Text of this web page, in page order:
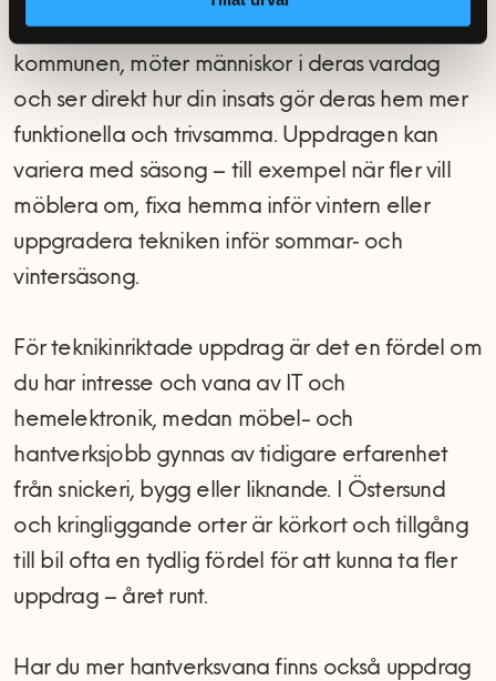
förankring. Du lär känna olika delar av
kommunen, möter människor i deras vardag
och ser direkt hur din insats gör deras hem mer
funktionella och trivsamma. Uppdragen kan
variera med säsong – till exempel när fler vill
möblera om, fixa hemma inför vintern eller
uppgradera tekniken inför sommar‑ och
vintersäsong.
För teknikinriktade uppdrag är det en fördel om
du har intresse och vana av IT och
hemelektronik, medan möbel- och
hantverksjobb gynnas av tidigare erfarenhet
från snickeri, bygg eller liknande. I Östersund
och kringliggande orter är körkort och tillgång
till bil ofta en tydlig fördel för att kunna ta fler
uppdrag – året runt.
Har du mer hantverksvana finns också uppdrag